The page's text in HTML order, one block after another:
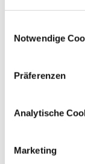
Notwendige
Präferenzen
Analytische
Marketing
unterliegen
EU andere
Fakten